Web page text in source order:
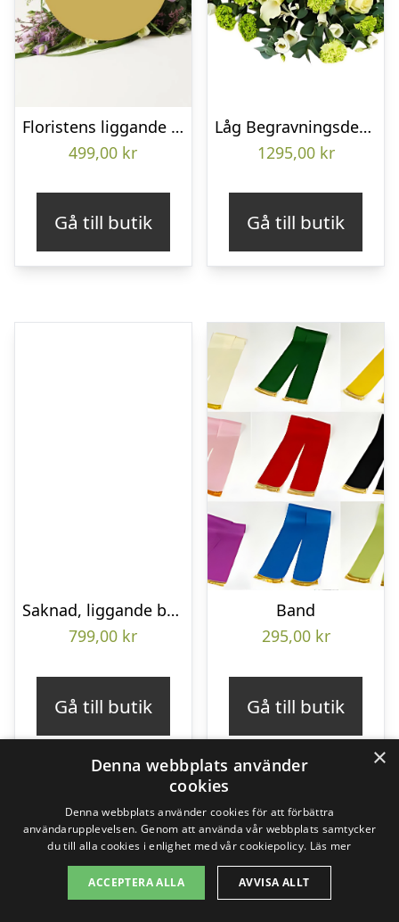
Floristens liggande bukett
499,00 kr
Gå till butik
Låg Begravningsdekoration
1295,00 kr
Gå till butik
Saknad, liggande bukett
799,00 kr
Gå till butik
Band
295,00 kr
Gå till butik
×
Denna webbplats använder
cookies
Denna webbplats använder cookies för att förbättra
användarupplevelsen. Genom att använda vår webbplats samtycker
du till alla cookies i enlighet med vår cookiepolicy. Läs mer
ACCEPTERA ALLA AVVISA ALLT